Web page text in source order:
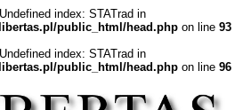
index: STATrad in
public_html/head.phpon line 93
index: STATrad in
public_html/head.phpon line 96